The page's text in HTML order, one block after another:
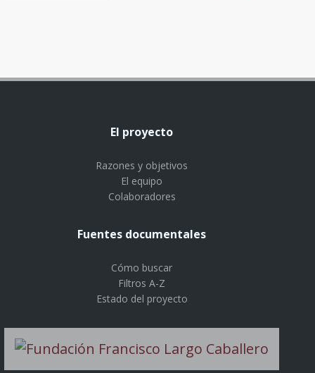
El proyecto
Razones y objetivos
El equipo
Colaboradores
Fuentes documentales
Cómo buscar
Filtros A-Z
Estado del proyecto